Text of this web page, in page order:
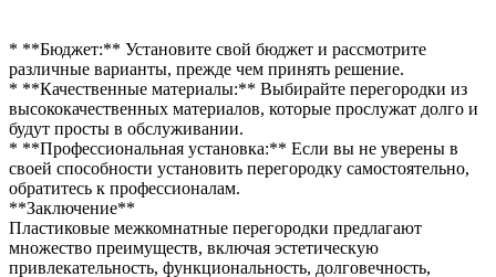
* **Бюджет:** Установите свой бюджет и рассмотрите
различные варианты, прежде чем принять решение.
* **Качественные материалы:** Выбирайте перегородки из
высококачественных материалов, которые прослужат долго и
будут просты в обслуживании.
* **Профессиональная установка:** Если вы не уверены в
своей способности установить перегородку самостоятельно,
обратитесь к профессионалам.
**Заключение**
Пластиковые межкомнатные перегородки предлагают
множество преимуществ, включая эстетическую
привлекательность, функциональность, долговечность,